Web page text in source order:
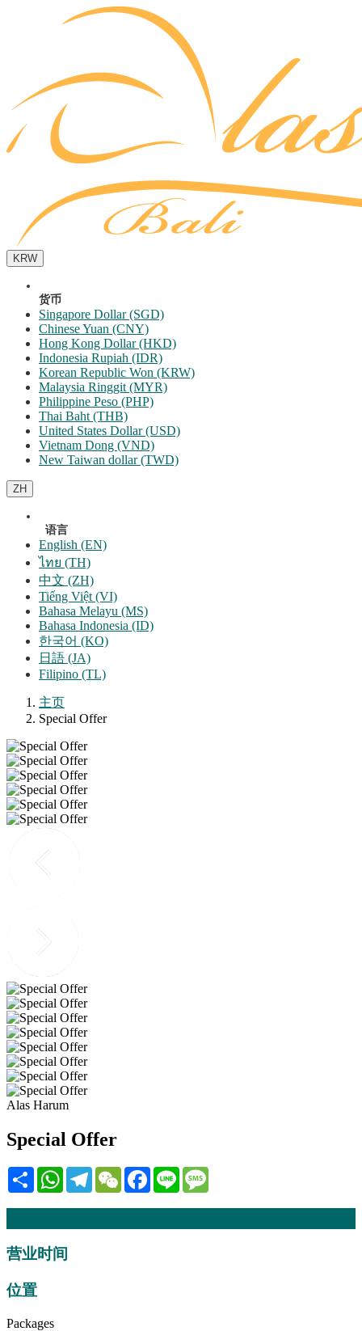
KRW
货币
Singapore Dollar (SGD)
Chinese Yuan (CNY)
Hong Kong Dollar (HKD)
Indonesia Rupiah (IDR)
Korean Republic Won (KRW)
Malaysia Ringgit (MYR)
Philippine Peso (PHP)
Thai Baht (THB)
United States Dollar (USD)
Vietnam Dong (VND)
New Taiwan dollar (TWD)
ZH
语言
English (EN)
ไทย (TH)
中文 (ZH)
Tiếng Việt (VI)
Bahasa Melayu (MS)
Bahasa Indonesia (ID)
한국어 (KO)
日語 (JA)
Filipino (TL)
主页
Special Offer
Alas Harum
Special Offer
Share WhatsAppTelegramWeChatFacebook
Line
营业时间
位置
Packages